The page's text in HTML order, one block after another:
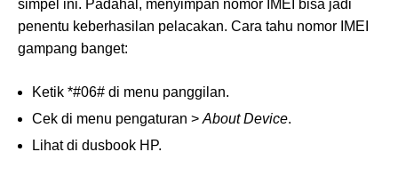
simpel ini. Padahal, menyimpan nomor IMEI bisa jadi
penentu keberhasilan pelacakan. Cara tahu nomor IMEI
gampang banget:
Ketik *#06# di menu panggilan.
Cek di menu pengaturan >About Device.
Lihat di dusbook HP.